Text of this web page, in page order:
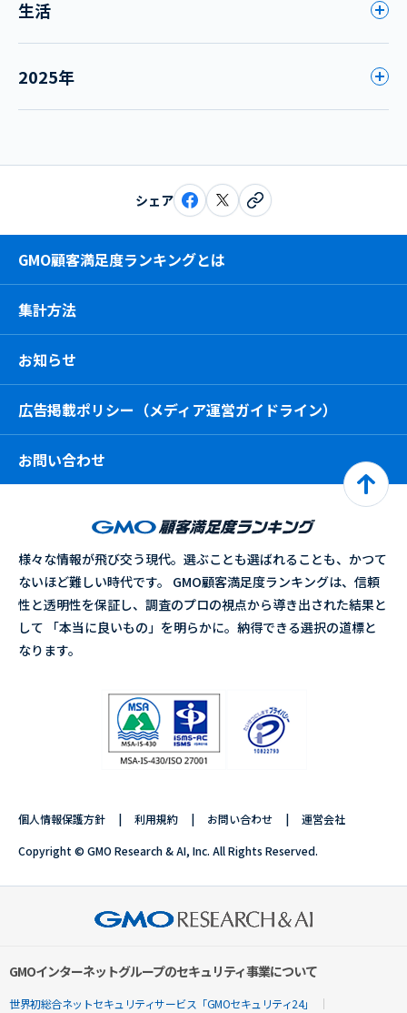
生活
2025年
シェア
GMO顧客満足度ランキングとは
集計方法
お知らせ
広告掲載ポリシー（メディア運営ガイドライン）
お問い合わせ
様々な情報が飛び交う現代。選ぶことも選ばれることも、かつて
ないほど難しい時代です。 GMO顧客満足度ランキングは、信頼
性と透明性を保証し、調査のプロの視点から導き出された結果と
して 「本当に良いもの」を明らかに。納得できる選択の道標と
なります。
個人情報保護方針 利用規約 お問い合わせ 運営会社
Copyright © GMO Research & AI, Inc. All Rights Reserved.
GMOインターネットグループのセキュリティ事業について
世界初総合ネットセキュリティサービス「GMOセキュリティ24」